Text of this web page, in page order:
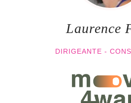
Laurence
DIRIGEANTE -